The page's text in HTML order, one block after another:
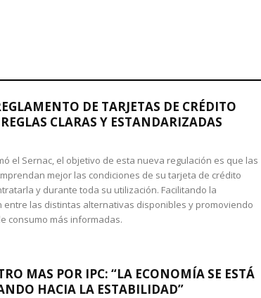
DE TARJETAS DE CRÉDITO
CLARAS Y ESTANDARIZADAS
el Sernac, el objetivo de esta nueva regulación es que las
mejor las condiciones de su tarjeta de crédito
y durante toda su utilización. Facilitando la
entre las distintas alternativas disponibles y promoviendo
consumo más informadas.
MAS POR IPC: “LA ECONOMÍA SE ESTÁ
HACIA LA ESTABILIDAD”